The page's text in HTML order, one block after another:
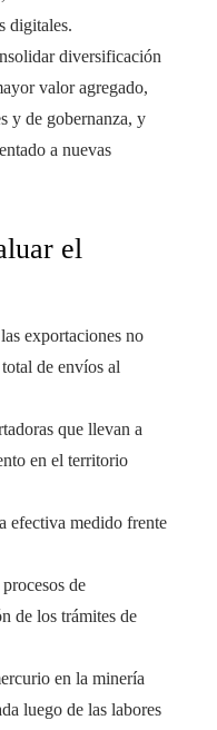
digitales.
diversificación
valor agregado,
y de gobernanza, y
a nuevas
el
exportaciones no
de envíos al
que llevan a
en el territorio
efectiva medido frente
de
de los trámites de
en la minería
luego de las labores